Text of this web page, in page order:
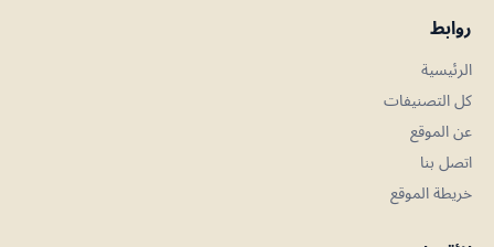
روابط
الرئيسية
كل التصنيفات
عن الموقع
اتصل بنا
خريطة الموقع